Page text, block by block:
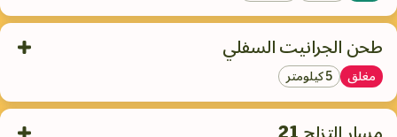
مسار تدفق مختلط مع معالم صخرية بسيطة. بداية أسهل لـ "شلالات"
تمنحك تجربة ركوب عبر الضاحية بتدفق للمبتدئين.
طحن الجرانيت السفلي
مغلق 5 كيلومتر
ينزل مسار Lower Granite Grind إلى نقطة عبور للنهر، قبل أن يعود
صعوداً على مسار واحد لتسلق مدته 2 كيلومتر عائداً إلى المنتجع. تمرين
مسار التزلج 21